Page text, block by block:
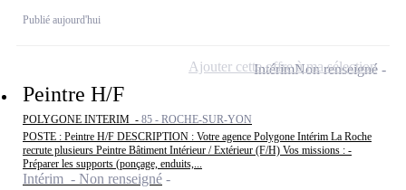
Publié aujourd'hui
Peintre H/F
POLYGONE INTERIM - 85 - ROCHE-SUR-YON
POSTE : Peintre H/F DESCRIPTION : Votre agence Polygone Intérim La Roche
recrute plusieurs Peintre Bâtiment Intérieur / Extérieur (F/H) Vos missions : -
Préparer les supports (ponçage, enduits,...
Intérim - Non renseigné
IntérimNon renseigné
Ajouter cette offre à ma sélection